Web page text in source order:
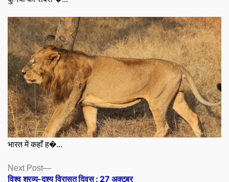
भारत में कहाँ ह�...
Posts
Next Post
Next
post:
विश्व श्रव्य-दृश्य विरासत दिवस : 27 अक्टूबर